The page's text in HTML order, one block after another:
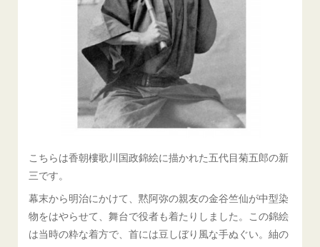
こちらは香朝樓歌川国政錦絵に描かれた五代目菊五郎の新
三です。
幕末から明治にかけて、黙阿弥の親友の金谷竺仙が中型染
物をはやらせて、舞台で役者も着たりしました。この錦絵
は当時の粋な着方で、首には豆しぼり風な手ぬぐい。紬の